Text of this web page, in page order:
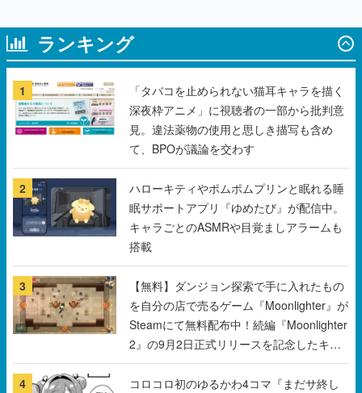
ランキング
1
「タバコを止められない猫耳キャラを描く
深夜枠アニメ」に視聴者の一部から批判意
見。違法薬物の使用と思しき描写も含め
て、BPOが議論を交わす
2
ハローキティやポムポムプリンと眠れる睡
眠サポートアプリ『ゆめたび』が配信中。
キャラごとのASMRや目覚ましアラームも
搭載
3
【無料】ダンジョン探索で手に入れたもの
を自分の店で売るゲーム『Moonlighter』が
Steamにて無料配布中！続編『Moonlighter
2』の9月2日正式リリースを記念したキャ
ンペーン
4
コロコロ初のゆるかわ4コマ『まだサ終し